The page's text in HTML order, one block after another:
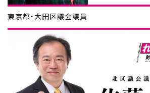
東京都・大田区議会議員